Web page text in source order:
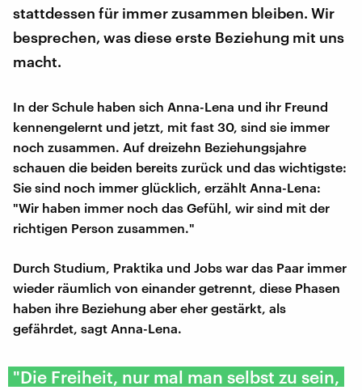
stattdessen für immer zusammen bleiben. Wir
besprechen, was diese erste Beziehung mit uns
macht.
In der Schule haben sich Anna-Lena und ihr Freund
kennengelernt und jetzt, mit fast 30, sind sie immer
noch zusammen. Auf dreizehn Beziehungsjahre
schauen die beiden bereits zurück und das wichtigste:
Sie sind noch immer glücklich, erzählt Anna-Lena:
"Wir haben immer noch das Gefühl, wir sind mit der
richtigen Person zusammen."
Durch Studium, Praktika und Jobs war das Paar immer
wieder räumlich von einander getrennt, diese Phasen
haben ihre Beziehung aber eher gestärkt, als
gefährdet, sagt Anna-Lena.
"Die Freiheit, nur mal man selbst zu sein,